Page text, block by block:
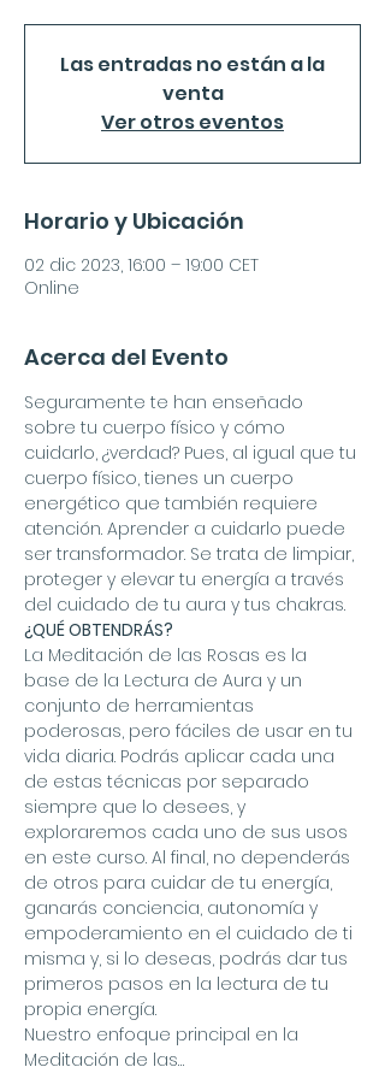
Las entradas no están a la
venta
Ver otros eventos
Horario y Ubicación
02 dic 2023, 16:00 – 19:00 CET
Online
Acerca del Evento
Seguramente te han enseñado
sobre tu cuerpo físico y cómo
cuidarlo, ¿verdad? Pues, al igual que tu
cuerpo físico, tienes un cuerpo
energético que también requiere
atención. Aprender a cuidarlo puede
ser transformador. Se trata de limpiar,
proteger y elevar tu energía a través
del cuidado de tu aura y tus chakras.
¿QUÉ OBTENDRÁS?
La Meditación de las Rosas es la
base de la Lectura de Aura y un
conjunto de herramientas
poderosas, pero fáciles de usar en tu
vida diaria. Podrás aplicar cada una
de estas técnicas por separado
siempre que lo desees, y
exploraremos cada uno de sus usos
en este curso. Al final, no dependerás
de otros para cuidar de tu energía,
ganarás conciencia, autonomía y
empoderamiento en el cuidado de ti
misma y, si lo deseas, podrás dar tus
primeros pasos en la lectura de tu
propia energía.
Nuestro enfoque principal en la
Meditación de las…